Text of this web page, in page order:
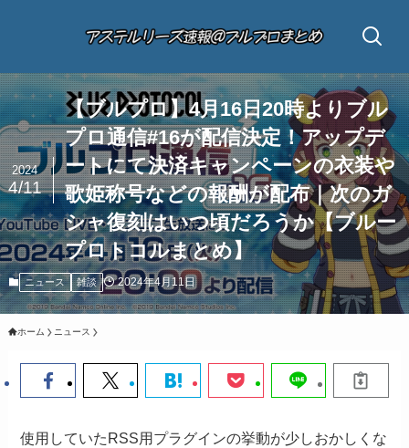
【ブルプロ】4月16日20時よりブル
プロ通信#16が配信決定！アップデ
ートにて決済キャンペーンの衣装や
歌姫称号などの報酬が配布｜次のガ
シャ復刻はいつ頃だろうか【ブルー
プロトコルまとめ】
2024
4/11
ニュース 雑談 2024年4月11日
ホーム ニュース
使用していたRSS用プラグインの挙動が少しおかしくな